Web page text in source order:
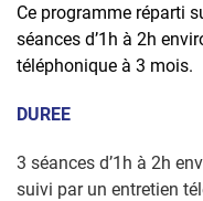
Ce programme réparti
séances d’1h à 2h
téléphonique à 3 mois.
DUREE
3 séances d’1h à 2h
suivi par un entretien